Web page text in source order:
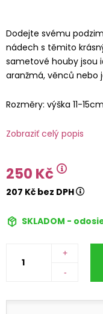
Dodejte svému
nádech s těmito
sametové houby jsou
aranžmá, věnců nebo
Rozměry: výška 11-
Zobraziť celý popis
250 Kč
207 Kč bez DPH
SKLADOM -
+
-